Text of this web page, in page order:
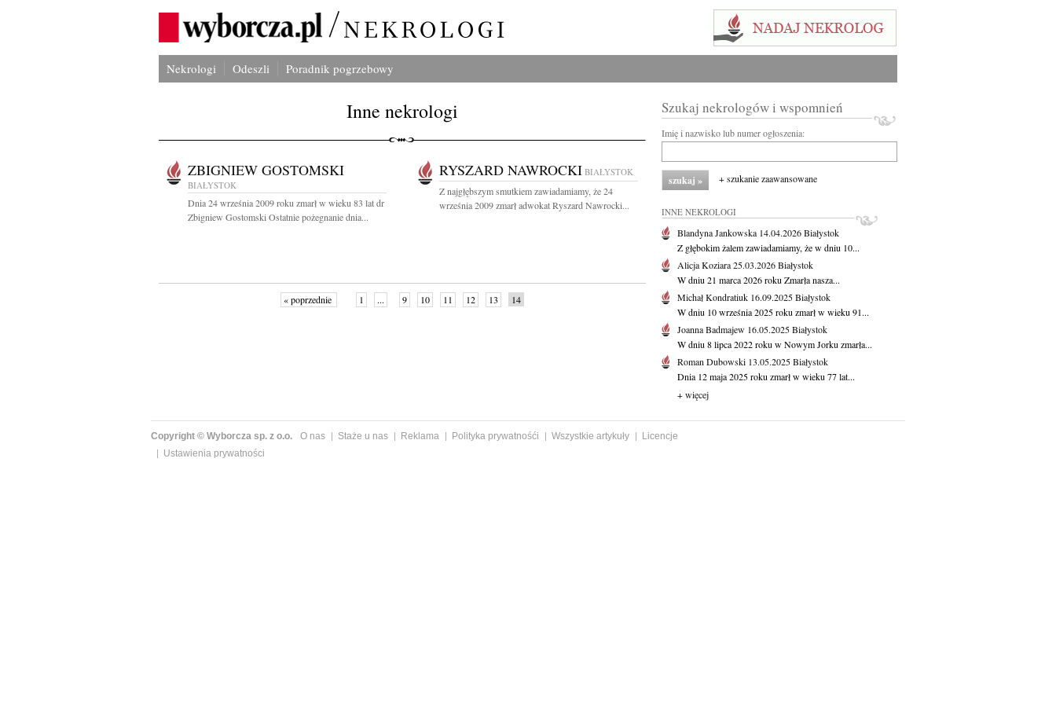
Nekrologi Odeszli Poradnik pogrzebowy
Inne nekrologi
ZBIGNIEW GOSTOMSKI
BIAŁYSTOK
Dnia 24 września 2009 roku zmarł w wieku 83 lat dr
Zbigniew Gostomski Ostatnie pożegnanie dnia...
RYSZARD NAWROCKI BIAŁYSTOK
Z najgłębszym smutkiem zawiadamiamy, że 24
września 2009 zmarł adwokat Ryszard Nawrocki...
« poprzednie 1 ... 9 10 11 12 13 14
Szukaj nekrologów i wspomnień
Imię i nazwisko lub numer ogłoszenia:
+ szukanie zaawansowane
INNE NEKROLOGI
Blandyna Jankowska 14.04.2026Białystok
Z głębokim żalem zawiadamiamy, że w dniu 10...
Alicja Koziara25.03.2026Białystok
W dniu 21 marca 2026 roku Zmarła nasza...
Michał Kondratiuk 16.09.2025Białystok
W dniu 10 września 2025 roku zmarł w wieku 91...
Joanna Badmajew 16.05.2025Białystok
W dniu 8 lipca 2022 roku w Nowym Jorku zmarła...
Roman Dubowski 13.05.2025Białystok
Dnia 12 maja 2025 roku zmarł w wieku 77 lat...
+ więcej
Copyright © Wyborcza sp. z o.o. O nas Staże u nas Reklama Polityka prywatnośći Wszystkie artykuły
Licencje
Ustawienia prywatności